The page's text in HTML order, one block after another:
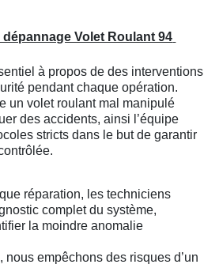
dépannage Volet Roulant 94
à propos de des interventions
pendant chaque opération.
un volet roulant mal manipulé
des accidents, ainsi l’équipe
stricts dans le but de garantir
réparation, les techniciens
complet du système,
la moindre anomalie
nous empêchons des risques d’un